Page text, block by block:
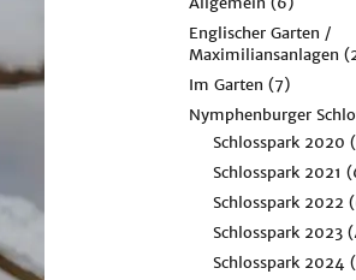
Englischer Garten /
Maximiliansanlagen
Im Garten (7)
Nymphenburger
Schlosspark 2020
Schlosspark 2021
Schlosspark 2022
Schlosspark 2023
Schlosspark 2024